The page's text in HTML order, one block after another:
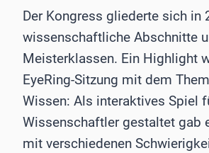
Der Kongress gliederte sich in
wissenschaftliche Abschnitte
Meisterklassen. Ein Highlight
EyeRing-Sitzung mit dem
Wissen: Als interaktives Spiel
Wissenschaftler gestaltet gab
mit verschiedenen